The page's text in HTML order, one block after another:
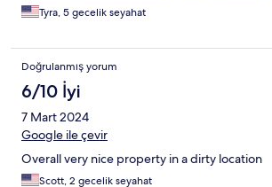
Tyra, 5 gecelik seyahat
Doğrulanmış yorum
6/10 İyi
7 Mart 2024
Google ile çevir
Overall very nice property in a dirty location
Scott, 2 gecelik seyahat